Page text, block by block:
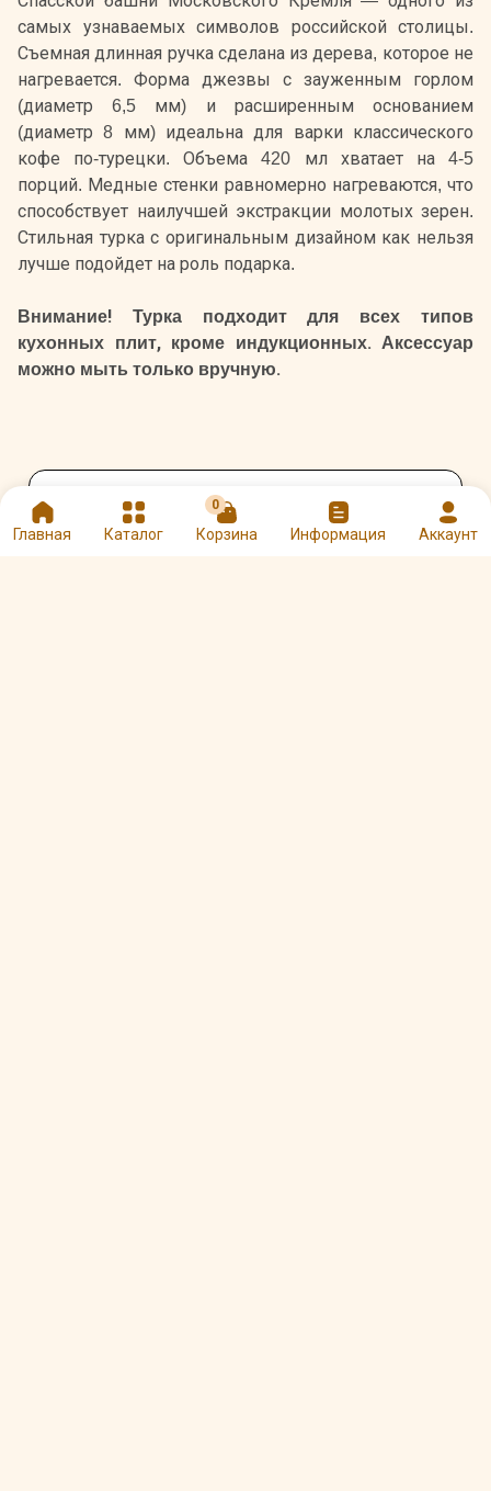
Главная Каталог
0
Корзина Информация Аккаунт
самых узнаваемых символов российской столицы.
Съемная длинная ручка сделана из дерева, которое не
нагревается. Форма джезвы с зауженным горлом
(диаметр 6,5 мм) и расширенным основанием
(диаметр 8 мм) идеальна для варки классического
кофе по-турецки. Объема 420 мл хватает на 4-5
порций. Медные стенки равномерно нагреваются, что
способствует наилучшей экстракции молотых зерен.
Стильная турка с оригинальным дизайном как нельзя
лучше подойдет на роль подарка.
Внимание! Турка подходит для всех типов
кухонных плит, кроме индукционных. Аксессуар
можно мыть только вручную.
Оцените и напишите отзыв
★ ★ ★ ★ ★